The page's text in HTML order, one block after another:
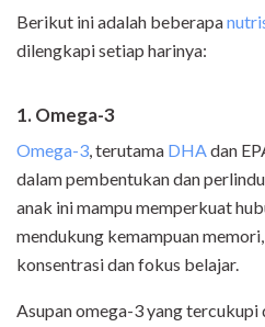
Berikut ini adalah beberapa
dilengkapi setiap harinya:
1. Omega-3
Omega-3, terutama DHAdan
dalam pembentukan dan
anak ini mampu memperkuat
mendukung kemampuan
konsentrasi dan fokus belajar.
Asupan omega-3 yang tercukupi